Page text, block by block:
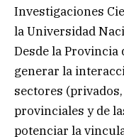
Investigaciones
la Universidad
Desde la Provincia
generar la
sectores
provinciales y de
potenciar la